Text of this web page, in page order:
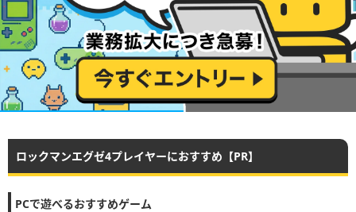
ロックマンエグゼ4プレイヤーにおすすめ【PR】
PCで遊べるおすすめゲーム